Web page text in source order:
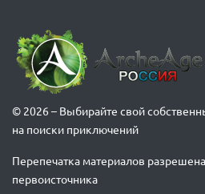
© 2026 – Выбирайте свой
на поиски приключений
Перепечатка материалов
первоисточника